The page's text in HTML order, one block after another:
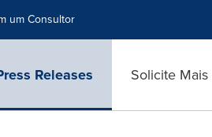
um Consultor
Releases Solicite